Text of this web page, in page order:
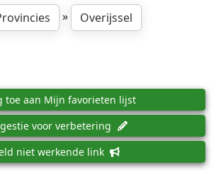
» Overijssel
toe aan Mijn favorieten lijst
voor verbetering
niet werkende link